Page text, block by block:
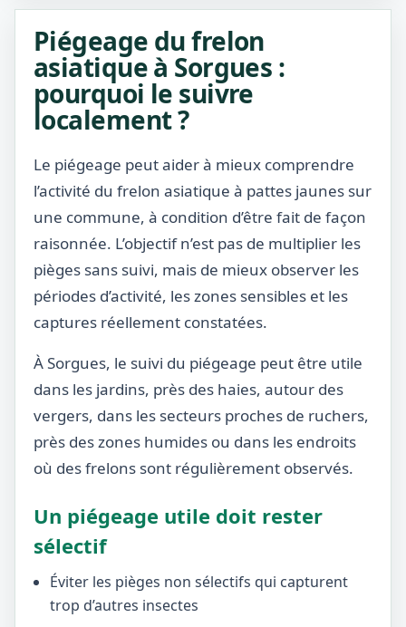
Piégeage du frelon
asiatique à Sorgues :
pourquoi le suivre
localement ?
Le piégeage peut aider à mieux comprendre
l’activité du frelon asiatique à pattes jaunes sur
une commune, à condition d’être fait de façon
raisonnée. L’objectif n’est pas de multiplier les
pièges sans suivi, mais de mieux observer les
périodes d’activité, les zones sensibles et les
captures réellement constatées.
À Sorgues, le suivi du piégeage peut être utile
dans les jardins, près des haies, autour des
vergers, dans les secteurs proches de ruchers,
près des zones humides ou dans les endroits
où des frelons sont régulièrement observés.
Un piégeage utile doit rester
sélectif
Éviter les pièges non sélectifs qui capturent
trop d’autres insectes